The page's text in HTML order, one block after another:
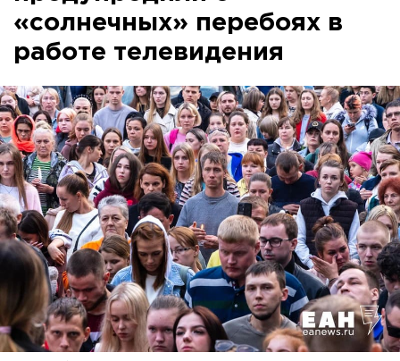
«солнечных» перебоях в
работе телевидения